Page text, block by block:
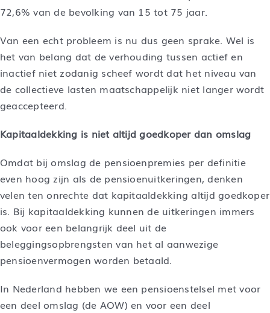
72,6% van de bevolking van 15 tot 75 jaar.
Van een echt probleem is nu dus geen sprake. Wel is
het van belang dat de verhouding tussen actief en
inactief niet zodanig scheef wordt dat het niveau van
de collectieve lasten maatschappelijk niet langer wordt
geaccepteerd.
Kapitaaldekking is niet altijd goedkoper dan omslag
Omdat bij omslag de pensioenpremies per definitie
even hoog zijn als de pensioenuitkeringen, denken
velen ten onrechte dat kapitaaldekking altijd goedkoper
is. Bij kapitaaldekking kunnen de uitkeringen immers
ook voor een belangrijk deel uit de
beleggingsopbrengsten van het al aanwezige
pensioenvermogen worden betaald.
In Nederland hebben we een pensioenstelsel met voor
een deel omslag (de AOW) en voor een deel